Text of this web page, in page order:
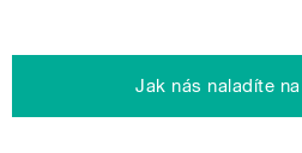
Jak nás naladíte